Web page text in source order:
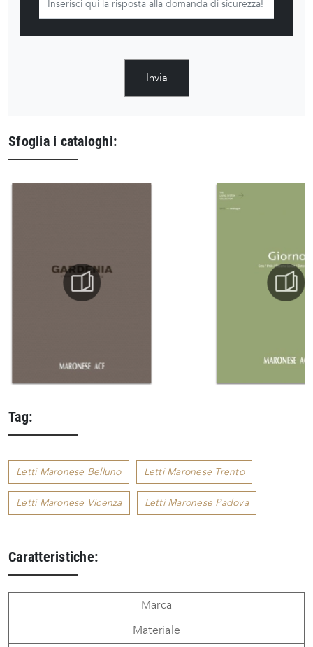
Invia
Sfoglia i cataloghi:
Tag:
Letti Maronese Belluno Letti Maronese Trento
Letti Maronese Vicenza Letti Maronese Padova
Caratteristiche:
Marca
Materiale